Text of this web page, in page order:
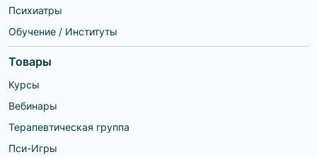
Психиатры
Обучение / Институты
Товары
Курсы
Вебинары
Терапевтическая группа
Пси-Игры